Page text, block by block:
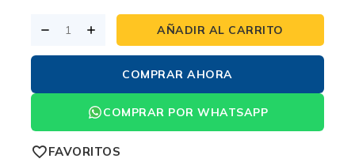
AÑADIR AL CARRITO
COMPRAR AHORA
COMPRAR POR WHATSAPP
FAVORITOS